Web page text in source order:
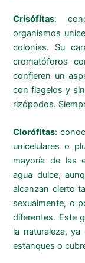
Crisófitas:
organismos
colonias. Su
cromatóforos
confieren un
con flagelos y
rizópodos.
Clorófitas:
unicelulares o
mayoría de las
agua dulce,
alcanzan cierto
sexualmente, o
diferentes. Este
la naturaleza,
estanques o